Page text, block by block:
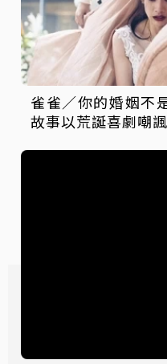
雀雀／你的婚姻
故事以荒誕喜劇嘲